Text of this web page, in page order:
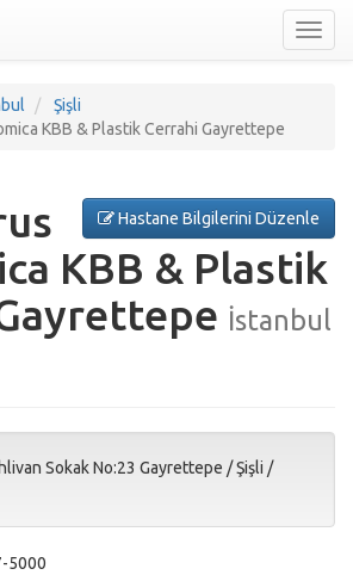
nav
Şişli
KBB & Plastik Cerrahi Gayrettepe
Hastane Bilgilerini Düzenle
KBB & Plastik
İstanbul
Sokak No:23 Gayrettepe /Şişli /
5000